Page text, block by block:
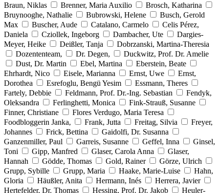
Braun, Niklas
Brenner, Maria Auxilio
Brosch, Katharina
Bruynooghe, Nathalie
Bubrowski, Helene
Busch, Gerold
Max
Buscher, Aude Catalano, Carmelo
Celis Pérez,
Daniela
Cziollek, Ingeborg Dambacher, Ute
Dargies-
Meyer, Heike
Deißler, Tanja
Dobrzanski, Martina-Theresia
Dozententeam,
Dr. Degen,
Duckwitz, Prof. Dr. Amelie
Dust, Dr. Martin
Ebel, Martina
Eberstein, Beate
Ehrhardt, Nico
Eisele, Marianna Ernst, Uwe
Ernst,
Dorothea
Esrefoglu, Bengü Yesim
Essmann, Theres
Fartely, Debbie
Feldmann, Prof. Dr.-Ing. Sebastian
Fendyk,
Oleksandra
Ferlinghetti, Monica
Fink-Strauß, Susanne
Finner, Christiane
Flores Verdugo, Maria Teresa
Foodbloggerin Janka,
Frank, Jutta Freitag, Silvia
Freyer,
Johannes
Frick, Bettina
Gaidolfi, Dr. Susanna
Ganzenmiller, Paul
Garreis, Susanne Geffel, Inna
Ginsel,
Toni
Gipp, Manfred Glaser, Carola Anna
Glaser,
Hannah
Gödde, Thomas Gold, Rainer
Görze, Ulrich
Grupp, Sybille
Grupp, Maria Haake, Marie-Luise
Hahn,
Gloria
Häußler, Anita Hermann, Inés
Herrera, Javier
Hertefelder, Dr. Thomas
Hessing, Prof. Dr. Jakob
Heuler-